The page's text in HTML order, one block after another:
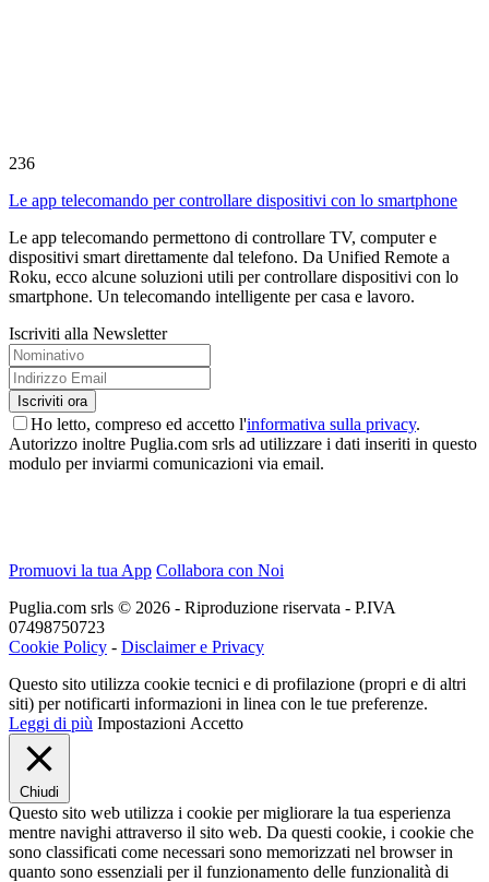
236
Le app telecomando per controllare dispositivi con lo smartphone
Le app telecomando permettono di controllare TV, computer e
dispositivi smart direttamente dal telefono. Da Unified Remote a
Roku, ecco alcune soluzioni utili per controllare dispositivi con lo
smartphone. Un telecomando intelligente per casa e lavoro.
Iscriviti alla Newsletter
Ho letto, compreso ed accetto l'informativa sulla privacy.
Autorizzo inoltre Puglia.com srls ad utilizzare i dati inseriti in questo
modulo per inviarmi comunicazioni via email.
Promuovi la tua App Collabora con Noi
Puglia.com srls © 2026 - Riproduzione riservata - P.IVA
07498750723
Cookie Policy - Disclaimer e Privacy
Questo sito utilizza cookie tecnici e di profilazione (propri e di altri
siti) per notificarti informazioni in linea con le tue preferenze.
Leggi di più Impostazioni Accetto
Chiudi
Questo sito web utilizza i cookie per migliorare la tua esperienza
mentre navighi attraverso il sito web. Da questi cookie, i cookie che
sono classificati come necessari sono memorizzati nel browser in
quanto sono essenziali per il funzionamento delle funzionalità di